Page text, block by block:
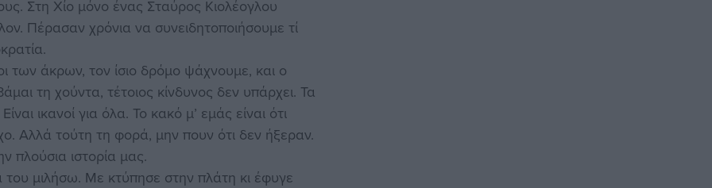
Στη Χίο μόνο ένας Σταύρος Κιολέογλου
Πέρασαν χρόνια να συνειδητοποιήσουμε τί
των άκρων, τον ίσιο δρόμο ψάχνουμε, και ο
τη χούντα, τέτοιος κίνδυνος δεν υπάρχει. Τα
ικανοί για όλα. Το κακό μ’ εμάς είναι ότι
Αλλά τούτη τη φορά, μην πουν ότι δεν ήξεραν.
πλούσια ιστορία μας.
μιλήσω. Με κτύπησε στην πλάτη κι έφυγε